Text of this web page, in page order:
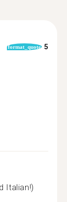
format_quote 5
Italian!)